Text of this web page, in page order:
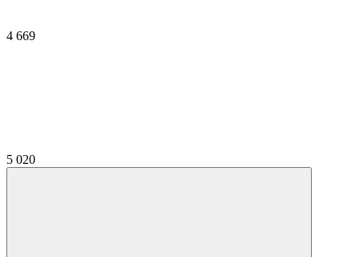
4 669
5 020